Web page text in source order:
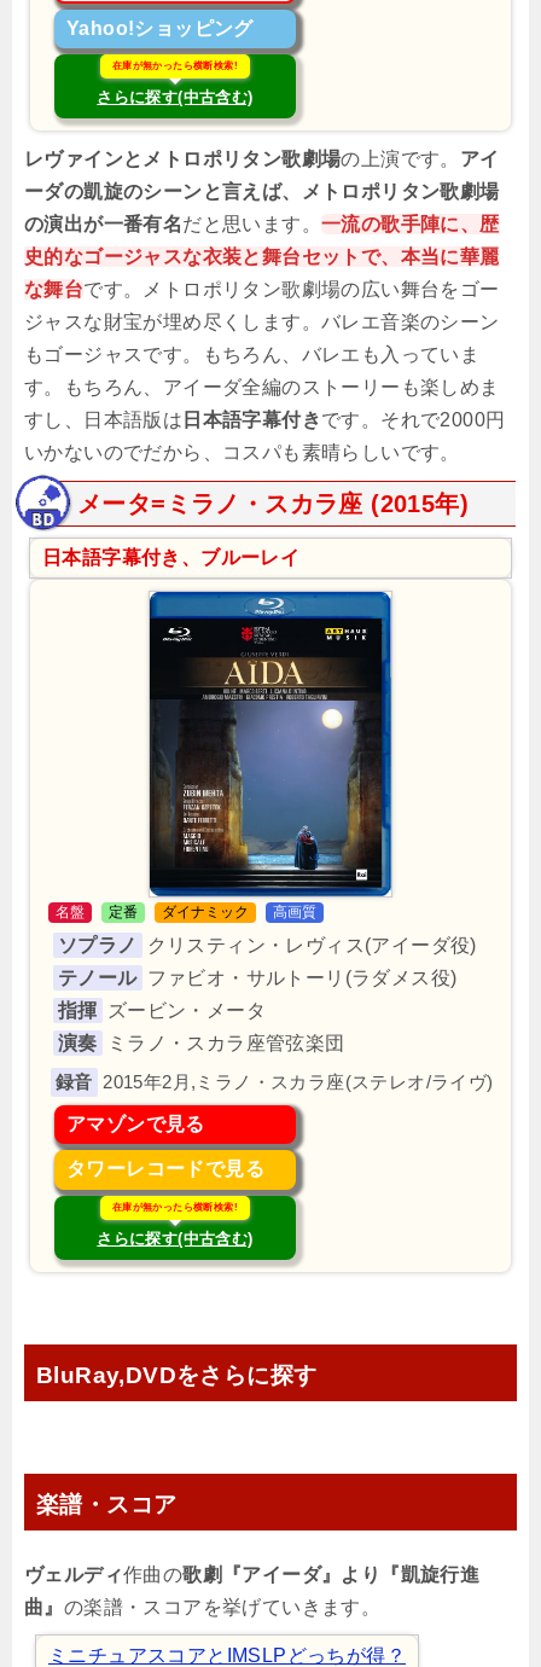
Yahoo!ショッピング
在庫が無かったら横断検索!
さらに探す(中古含む)
レヴァインとメトロポリタン歌劇場の上演です。 アイ
ーダの凱旋のシーンと言えば、メトロポリタン歌劇場
の演出が一番有名だと思います。一流の歌手陣に、歴
史的なゴージャスな衣装と舞台セットで、本当に華麗
な舞台です。メトロポリタン歌劇場の広い舞台をゴー
ジャスな財宝が埋め尽くします。バレエ音楽のシーン
もゴージャスです。もちろん、バレエも入っていま
す。もちろん、アイーダ全編のストーリーも楽しめま
すし、日本語版は 日本語字幕付きです。それで2000円
いかないのでだから、コスパも素晴らしいです。
メータ=ミラノ・スカラ座 (2015年)
日本語字幕付き、ブルーレイ
名盤 定番 ダイナミック 高画質
ソプラノ
クリスティン・レヴィス(アイーダ役)
テノール ファビオ・サルトーリ(ラダメス役)
指揮
ズービン・メータ
演奏
ミラノ・スカラ座管弦楽団
2015年2月,ミラノ・スカラ座(ステレオ/ライヴ)
アマゾンで見る
タワーレコードで見る
在庫が無かったら横断検索!
さらに探す(中古含む)
BluRay,DVDをさらに探す
楽譜・スコア
ヴェルディ作曲の歌劇『アイーダ』より『凱旋行進
曲』 の楽譜・スコアを挙げていきます。
ミニチュアスコアとIMSLPどっちが得？